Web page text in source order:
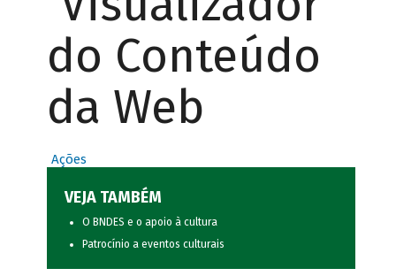
do Conteúdo
da Web
Ações
VEJA TAMBÉM
O BNDES e o apoio à cultura
Patrocínio a eventos culturais